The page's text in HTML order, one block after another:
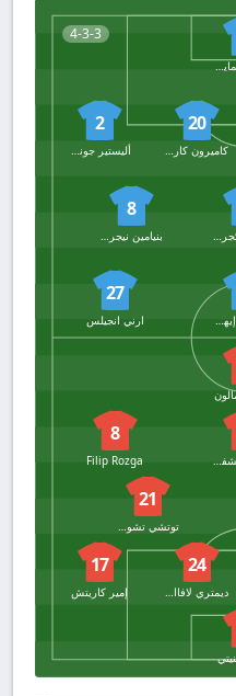
4-3-3
كاسبر شمايكل
20
كاميرون كارتر فيكرز
2
أليستير جونستون
8
كيليتشي إيهيناتشو
27
ارني انجيلس
أوتار كيتيشفيلي
8
Filip Rozga
21
توتشي تشوكواني
24
ديمتري لافاالي
17
إمير كاريتش